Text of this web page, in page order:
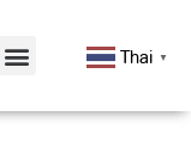
Thai ▼